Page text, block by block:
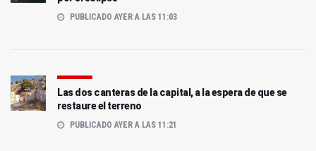
PUBLICADO AYER A LAS 11:03
Las dos canteras de la capital, a la espera de que se
restaure el terreno
PUBLICADO AYER A LAS 11:21